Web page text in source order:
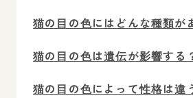
猫の目の色にはどんな種類が
猫の目の色は遺伝が影響する
猫の目の色によって性格は違